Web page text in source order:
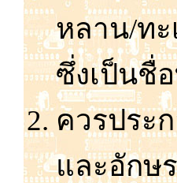
หลาน/ทะ
ซึ่งเป็นชื่อ
ควรประ
และอักษร